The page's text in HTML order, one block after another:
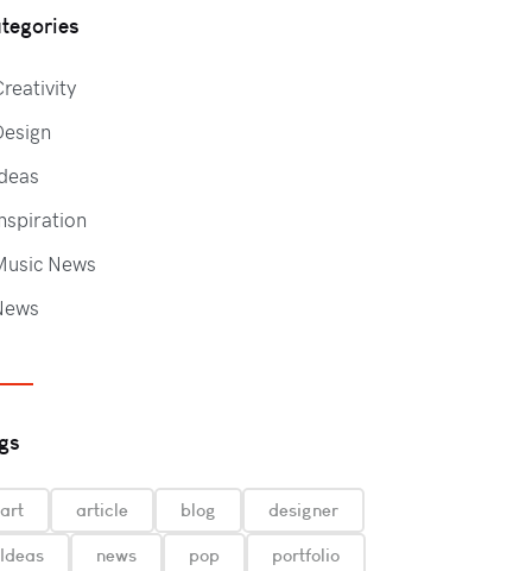
News
art article blog
designer
Ideas
news pop
portfolio